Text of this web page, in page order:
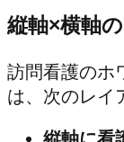
縦軸×横軸
訪問看護のホ
は、次のレイ